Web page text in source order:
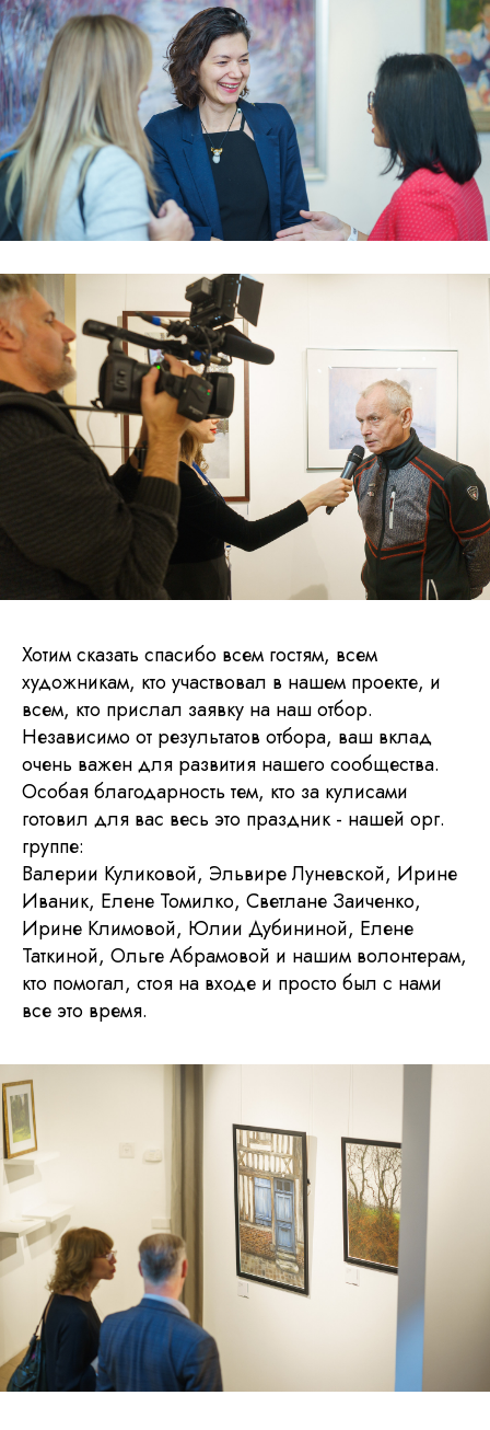
Хотим сказать спасибо всем гостям, всем
художникам, кто участвовал в нашем проекте, и
всем, кто прислал заявку на наш отбор.
Независимо от результатов отбора, ваш вклад
очень важен для развития нашего сообщества.
Особая благодарность тем, кто за кулисами
готовил для вас весь это праздник - нашей орг.
группе:
Валерии Куликовой, Эльвире Луневской, Ирине
Иваник, Елене Томилко, Светлане Заиченко,
Ирине Климовой, Юлии Дубининой, Елене
Таткиной, Ольге Абрамовой и нашим волонтерам,
кто помогал, стоя на входе и просто был с нами
все это время.
Отправить
Юридическая и бухгалтерская поддержка НСП
осуществляется фирмойПремьер-Партнер
С оформлением картин к выставке нам помогает
багетная мастерскаяИдиллиум
© 2026
сайте, являются собственностью каждого художника
и не могут быть использованы, изменены или
воспроизведены каким-либо образом без разрешения
художника.
Администрирование
Политика конфиденциальности
info@pastelsociety.ru
Национальный союз пастелистов
Некоммерческая организация
ОГРН 1187700020298
ИНН 7728453231
Договор-оферта
Отказ от ответственности
Разработка и техническая поддержка сайтов